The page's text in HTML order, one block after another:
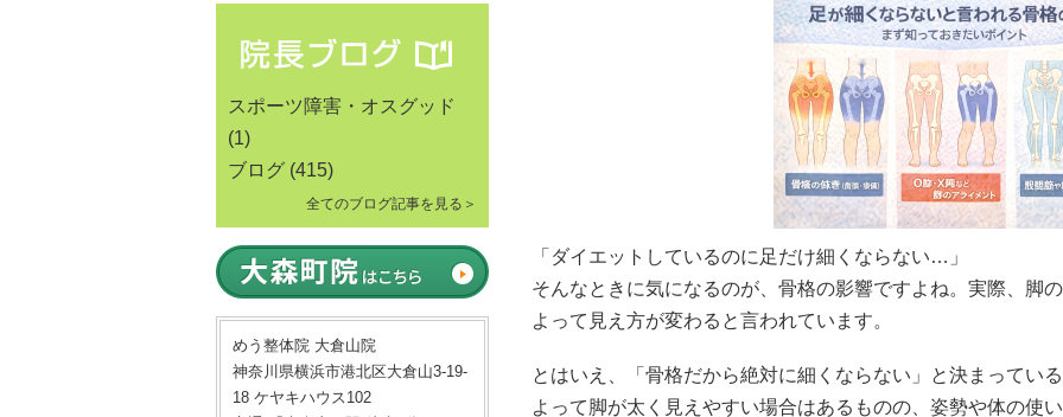
スポーツ障害・オスグッド
(1)
ブログ (415)
全てのブログ記事を見る＞
めう整体院 大倉山院
神奈川県横浜市港北区大倉山3-19-
18 ケヤキハウス102
「ダイエットしているのに足だけ細くならない…」
そんなときに気になるのが、骨格の影響ですよね。実際、脚
よって見え方が変わると言われています。
とはいえ、「骨格だから絶対に細くならない」と決まってい
よって脚が太く見えやすい場合はあるものの、姿勢や体の使